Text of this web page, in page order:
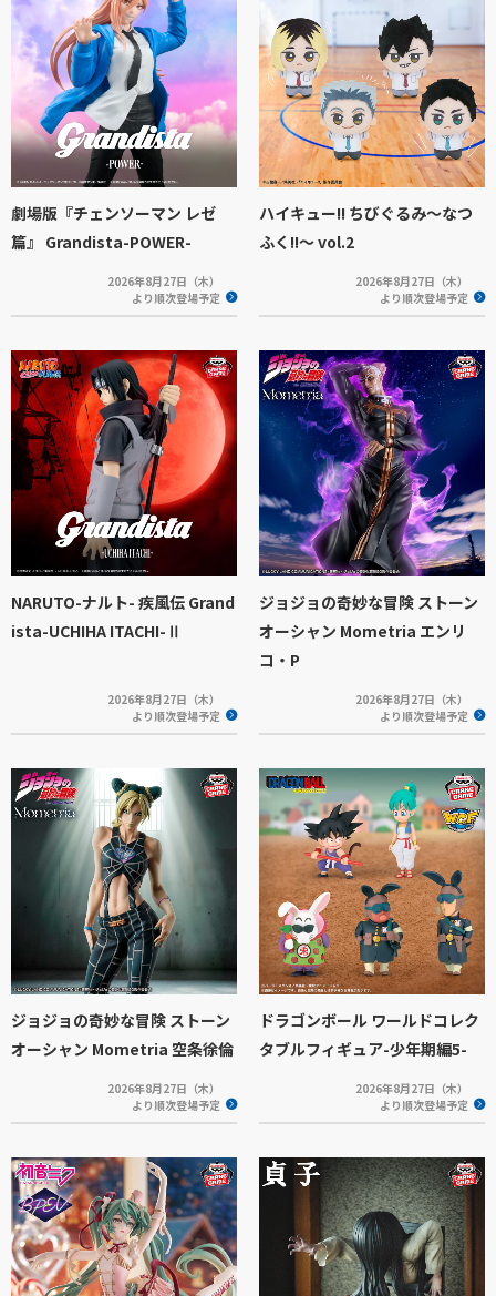
劇場版『チェンソーマン レゼ
篇』 Grandista-POWER-
2026年8月27日（木）
より順次登場予定
ハイキュー!! ちびぐるみ～なつ
ふく!!～ vol.2
2026年8月27日（木）
より順次登場予定
NARUTO-ナルト- 疾風伝 Grand
ista-UCHIHA ITACHI-Ⅱ
2026年8月27日（木）
より順次登場予定
ジョジョの奇妙な冒険 ストーン
オーシャン Mometria エンリ
コ・P
2026年8月27日（木）
より順次登場予定
ジョジョの奇妙な冒険 ストーン
オーシャン Mometria 空条徐倫
2026年8月27日（木）
より順次登場予定
ドラゴンボール ワールドコレク
タブルフィギュア-少年期編5-
2026年8月27日（木）
より順次登場予定